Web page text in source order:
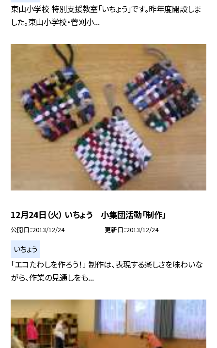
東山小学校 特別支援教室「いちょう」です。昨年度開設しま
した。東山小学校・菅刈小...
12月24日（火） いちょう 小集団活動「制作」
公開日 2013/12/24 更新日 2013/12/24
いちょう
「エコたわしを作ろう！」 制作は、表現する楽しさを味わいな
がら、作業の見通しをも...